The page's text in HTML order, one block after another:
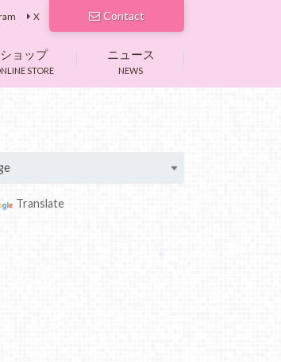
Contact
X
STORE
ショップ
NEWS
ニュース
Translate